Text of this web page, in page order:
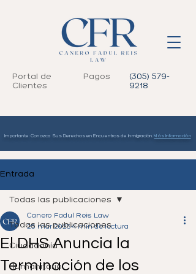
Portal de
Clientes
Pagos
(305) 579-
9218
Importante: Conozca Sus Derechos en Encuentros de Inmigración. Más Información
Entrada
Todas las publicaciones
Ciudadanía
Humanitario
Todas las publicaciones
El DHS Anuncia la
Terminación de los
Canero Fadul Reis Law
25 mar 20254 min de lectura